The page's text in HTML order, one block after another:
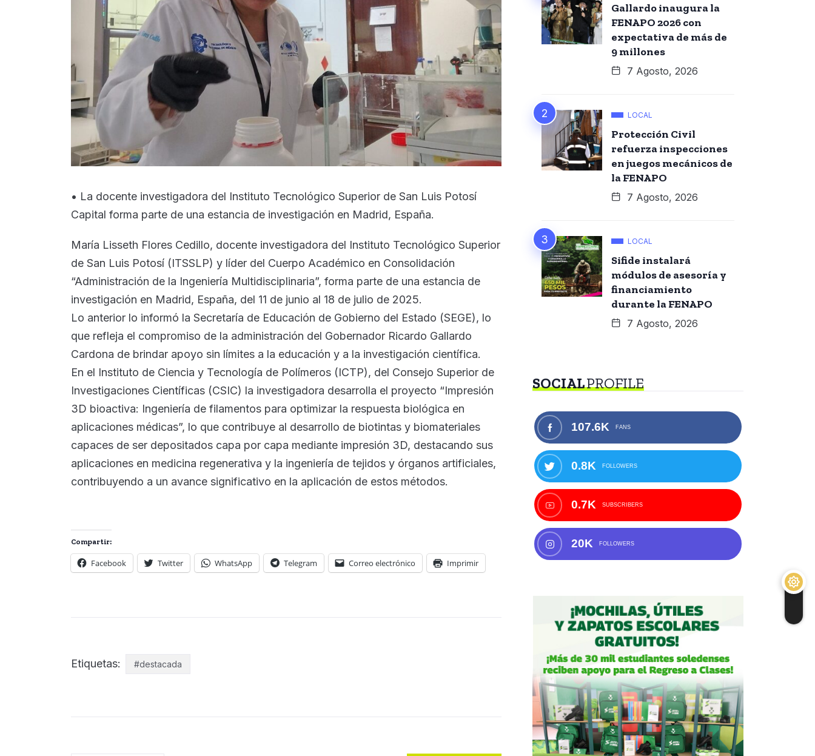
• La docente investigadora del Instituto Tecnológico Superior de San Luis Potosí
Capital forma parte de una estancia de investigación en Madrid, España.
María Lisseth Flores Cedillo, docente investigadora del Instituto Tecnológico Superior
de San Luis Potosí (ITSSLP) y líder del Cuerpo Académico en Consolidación
“Administración de la Ingeniería Multidisciplinaria”, forma parte de una estancia de
investigación en Madrid, España, del 11 de junio al 18 de julio de 2025.
Lo anterior lo informó la Secretaría de Educación de Gobierno del Estado (SEGE), lo
que refleja el compromiso de la administración del Gobernador Ricardo Gallardo
Cardona de brindar apoyo sin límites a la educación y a la investigación científica.
En el Instituto de Ciencia y Tecnología de Polímeros (ICTP), del Consejo Superior de
Investigaciones Científicas (CSIC) la investigadora desarrolla el proyecto “Impresión
3D bioactiva: Ingeniería de filamentos para optimizar la respuesta biológica en
aplicaciones médicas”, lo que contribuye al desarrollo de biotintas y biomateriales
capaces de ser depositados capa por capa mediante impresión 3D, destacando sus
aplicaciones en medicina regenerativa y la ingeniería de tejidos y órganos artificiales,
contribuyendo a un avance significativo en la aplicación de estos métodos.
Compartir:
Facebook Twitter WhatsApp Telegram Correo electrónico Imprimir
Etiquetas: #destacada
Gallardo inaugura la
FENAPO 2026 con
expectativa de más de
9 millones
7 Agosto, 2026
LOCAL
Protección Civil
refuerza inspecciones
en juegos mecánicos de
la FENAPO
7 Agosto, 2026
LOCAL
Sifide instalará
módulos de asesoría y
financiamiento
durante la FENAPO
7 Agosto, 2026
SOCIALPROFILE
107.6K FANS
0.8K FOLLOWERS
0.7K SUBSCRIBERS
20K FOLLOWERS